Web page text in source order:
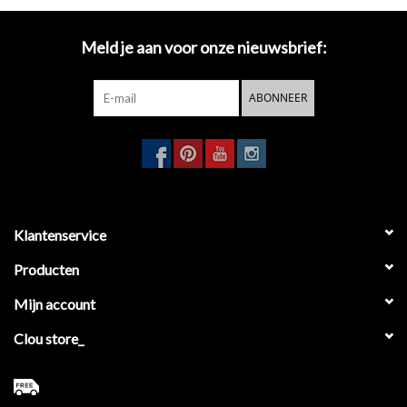
dat is vastgeschroefd aan de muur. De handdoekring
plaatje bevestigden vastgezet met een stelschroef.
Meld je aan voor onze nieuwsbrief:
ABONNEER
Klantenservice
Producten
Mijn account
Clou store_